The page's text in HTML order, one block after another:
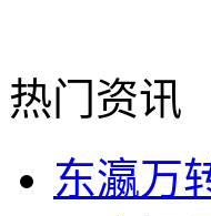
热门资讯
东瀛万